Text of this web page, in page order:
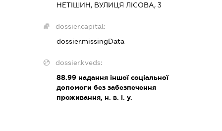
НЕТІШИН, ВУЛИЦЯ ЛІСОВА, 3
dossier.capital:
dossier.missingData
dossier.kveds:
88.99 надання іншої соціальної
допомоги без забезпечення
проживання, н. в. і. у.